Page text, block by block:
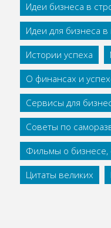
Идеи бизнеса в
Идеи для бизнеса
Истории успеха
О финансах и
Сервисы для
Советы по
Фильмы о бизнесе,
Цитаты великих